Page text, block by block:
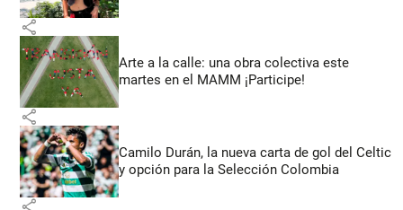
share
Arte a la calle: una obra colectiva este
martes en el MAMM ¡Participe!
share
Camilo Durán, la nueva carta de gol del Celtic
y opción para la Selección Colombia